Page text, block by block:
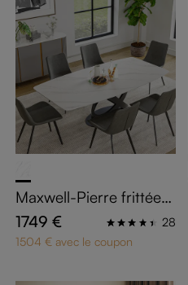
Maxwell-Pierre frittée
mate Tables à manger
1749 €
28
1504 € avec le coupon